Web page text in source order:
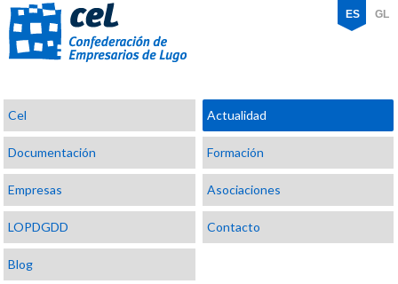
Confederación
de
Empresarios
de
Lugo
ES GL
Cel Actualidad
Documentación Formación
Empresas Asociaciones
LOPDGDD Contacto
Blog